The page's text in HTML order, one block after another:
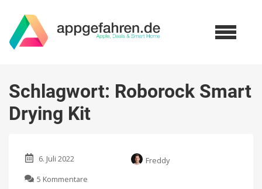
Schlagwort: Roborock Smart
Drying Kit
6. Juli 2022
Freddy
5 Kommentare